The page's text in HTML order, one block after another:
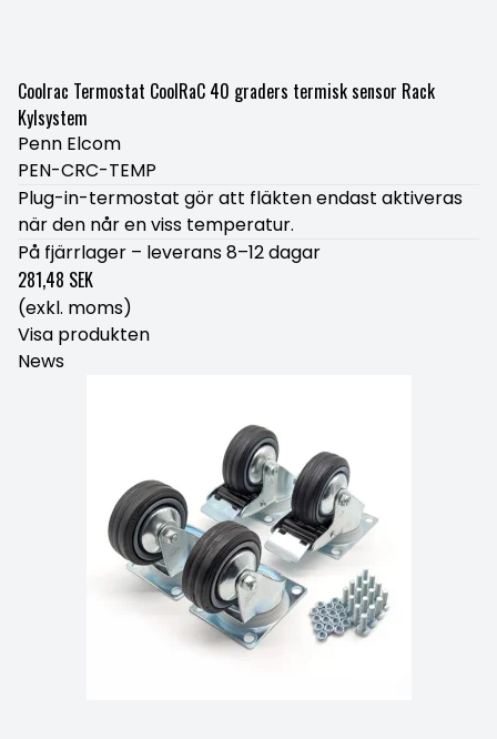
Coolrac Termostat CoolRaC 40 graders termisk sensor Rack
Kylsystem
Penn Elcom
PEN-CRC-TEMP
Plug-in-termostat gör att fläkten endast aktiveras
när den når en viss temperatur.
På fjärrlager – leverans 8–12 dagar
281,48 SEK
(exkl. moms)
Visa produkten
News